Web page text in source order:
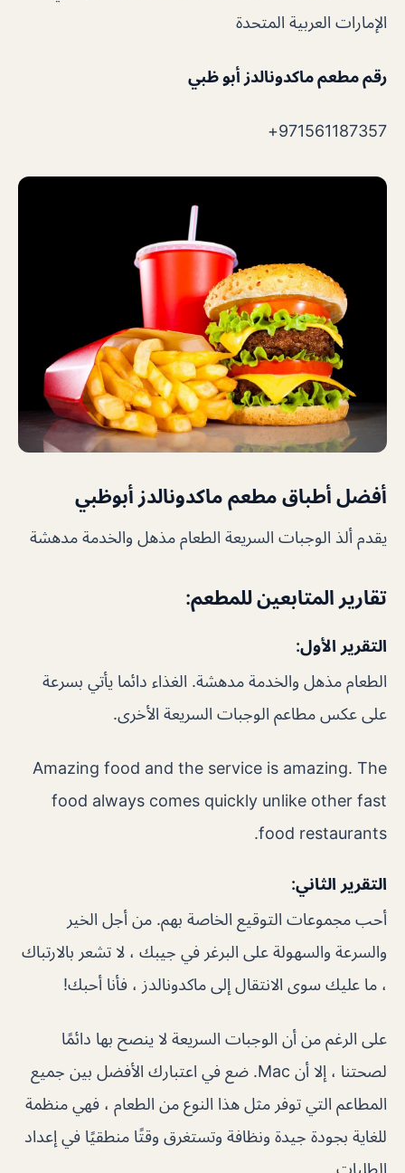
الإمارات العربية المتحدة
رقم مطعم ماكدونالدز أبو ظبي
971561187357+
أفضل أطباق مطعم ماكدونالدز أبوظبي
يقدم ألذ الوجبات السريعة الطعام مذهل والخدمة مدهشة
تقارير المتابعين للمطعم:
التقرير الأول:
الطعام مذهل والخدمة مدهشة. الغذاء دائما يأتي بسرعة
على عكس مطاعم الوجبات السريعة الأخرى.
Amazing food and the service is amazing. The
food always comes quickly unlike other fast
food restaurants.
التقرير الثاني:
أحب مجموعات التوقيع الخاصة بهم. من أجل الخير
والسرعة والسهولة على البرغر في جيبك ، لا تشعر بالارتباك
، ما عليك سوى الانتقال إلى ماكدونالدز ، فأنا أحبك!
على الرغم من أن الوجبات السريعة لا ينصح بها دائمًا
لصحتنا ، إلا أن Mac. ضع في اعتبارك الأفضل بين جميع
المطاعم التي توفر مثل هذا النوع من الطعام ، فهي منظمة
للغاية بجودة جيدة ونظافة وتستغرق وقتًا منطقيًا في إعداد
الطلبات.